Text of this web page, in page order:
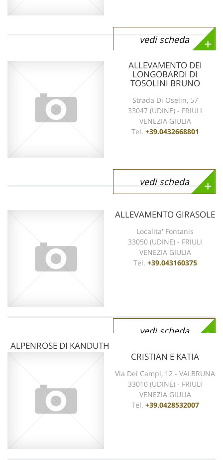
vedi scheda
ALLEVAMENTO DEI
LONGOBARDI DI
TOSOLINI BRUNO
Strada Di Oselin, 57
33047 (UDINE) - FRIULI
VENEZIA GIULIA
Tel. +39.0432668801
vedi scheda
ALLEVAMENTO GIRASOLE
Localita' Fontanis
33050 (UDINE) - FRIULI
VENEZIA GIULIA
Tel. +39.043160375
vedi scheda
ALPENROSE DI KANDUTH
CRISTIAN E KATIA
Via Dei Campi, 12 - VALBRUNA
33010 (UDINE) - FRIULI
VENEZIA GIULIA
Tel. +39.0428532007